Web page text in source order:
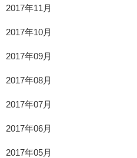
2017年11月
2017年10月
2017年09月
2017年08月
2017年07月
2017年06月
2017年05月